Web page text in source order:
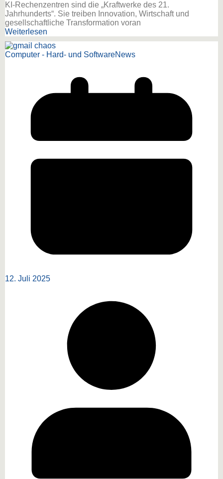
KI-Rechenzentren sind die „Kraftwerke des 21.
Jahrhunderts“. Sie treiben Innovation, Wirtschaft und
gesellschaftliche Transformation voran
Weiterlesen
Computer - Hard- und SoftwareNews
12. Juli 2025